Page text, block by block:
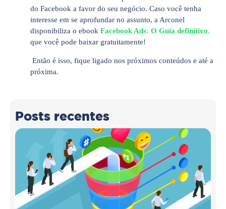
do Facebook a favor do seu negócio. Caso você tenha
interesse em se aprofundar no assunto, a Arconel
disponibiliza o ebook Facebook Ads: O Guia definitivo,
que você pode baixar gratuitamente!
Então é isso, fique ligado nos próximos conteúdos e até a
próxima.
Posts recentes